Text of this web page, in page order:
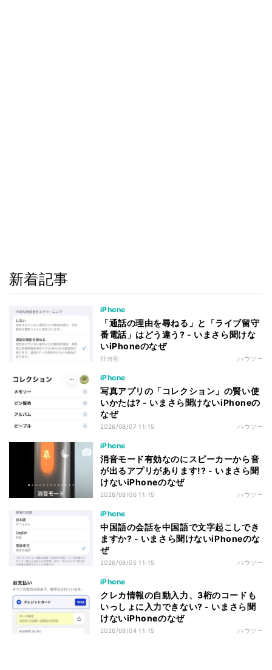
新着記事
iPhone
「通話の理由を尋ねる」と「ライブ留守
番電話」はどう違う? - いまさら聞けな
いiPhoneのなぜ
11分前 ハウツー
iPhone
写真アプリの「コレクション」の賢い使
いかたは? - いまさら聞けないiPhoneの
なぜ
2026/08/07 11:15 ハウツー
iPhone
消音モード有効なのにスピーカーから音
が出るアプリがあります!? - いまさら聞
けないiPhoneのなぜ
2026/08/06 11:15 ハウツー
iPhone
中国語の会話を中国語で文字起こしでき
ますか? - いまさら聞けないiPhoneのな
ぜ
2026/08/05 11:15 ハウツー
iPhone
クレカ情報の自動入力、3桁のコードも
いっしょに入力できない? - いまさら聞
けないiPhoneのなぜ
2026/08/04 11:15 ハウツー